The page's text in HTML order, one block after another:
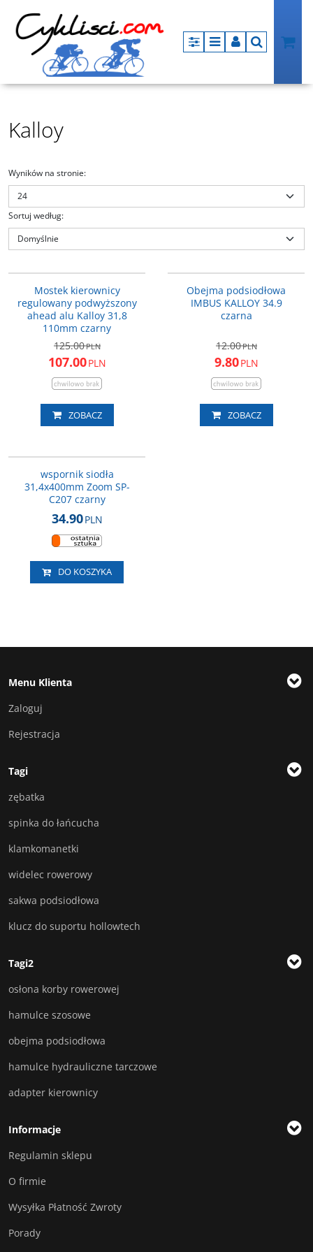
PanelMenuPanelSzukaj
Kalloy
Wyników na stronie:
Sortuj według:
Mostek kierownicy
regulowany podwyższony
ahead alu Kalloy 31,8
110mm czarny
125.00PLN
107.00PLN
ZOBACZ
Obejma podsiodłowa
IMBUS KALLOY 34.9
czarna
12.00PLN
9.80PLN
ZOBACZ
wspornik siodła
31,4x400mm Zoom SP-
C207 czarny
34.90PLN
DO KOSZYKA
Menu Klienta
Zaloguj
Rejestracja
Tagi
zębatka
spinka do łańcucha
klamkomanetki
widelec rowerowy
sakwa podsiodłowa
klucz do suportu hollowtech
Tagi2
osłona korby rowerowej
hamulce szosowe
obejma podsiodłowa
hamulce hydrauliczne tarczowe
adapter kierownicy
Informacje
Regulamin sklepu
O firmie
Wysyłka Płatność Zwroty
Porady